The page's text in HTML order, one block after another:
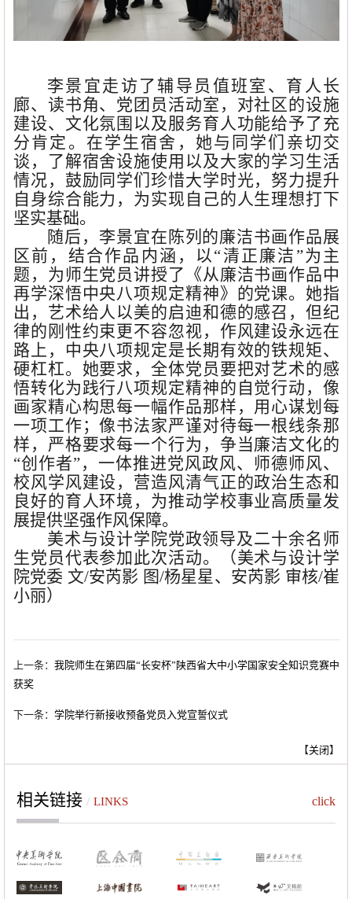
李景宜走访了辅导员值班室、育人长
廊、读书角、党团员活动室， 对社区的设施
建设、文化氛围以及服务育人功能给予了充
分肯定。在学生 宿舍，她与同学们亲切交
谈，了解宿舍设施使用以及大家的学习生活
情况，鼓励同学们珍惜大学时光，努力提升
自身综合能力，为实现自己的人生理想打下
坚实基础。
随后，李景宜在陈列的廉洁书画作品展
区前，结合作品内涵，以“清正廉洁”为主
题，为师生党员讲授了《从廉洁书画作品中
再学深悟中央八项规定精神》的党课。她指
出，艺术给人以美的启迪和德的感召，但纪
律的刚性约束更不容忽视，作风建设永远在
路上，中央八项规定是长期有效的铁规矩、
硬杠杠。她要求，全体党员要把对艺术的感
悟转化为践行八项规定精神的自觉行动，像
画家精心构思每一幅作品那样，用心谋划每
一项工作；像书法家严谨对待每一根线条那
样，严格要求每一个行为，争当廉洁文化的
“创作者”，一体推进党风政风、师德师风、
校风学风建设，营造风清气正的政治生态和
良好的育人环境，为推动学校事业高质量发
展提供坚强作风保障。
美术与设计学院党政领导及二十余名师
生党员代表参加此次活动。
（美术与设计学
院党委 文/安芮影 图/杨星星、安芮影 审核/崔
小丽）
上一条： 我院师生在第四届“长安杯”陕西省大中小学国家安全知识竞赛中
获奖
下一条： 学院举行新接收预备党员入党宣誓仪式
【关闭 】
相关链接 / LINKS click